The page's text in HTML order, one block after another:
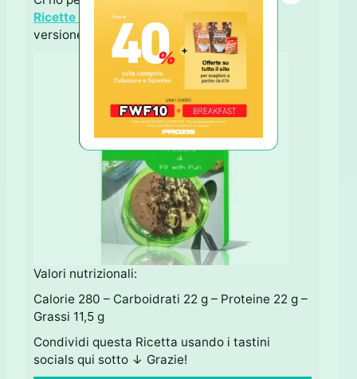
Ricette Proteiche"
(disponibile anche in
versione cartacea).
Valori nutrizionali:
Calorie 280 – Carboidrati 22 g – Proteine 22 g –
Grassi 11,5 g
Condividi questa Ricetta usando i tastini
socials qui sotto ↓ Grazie!